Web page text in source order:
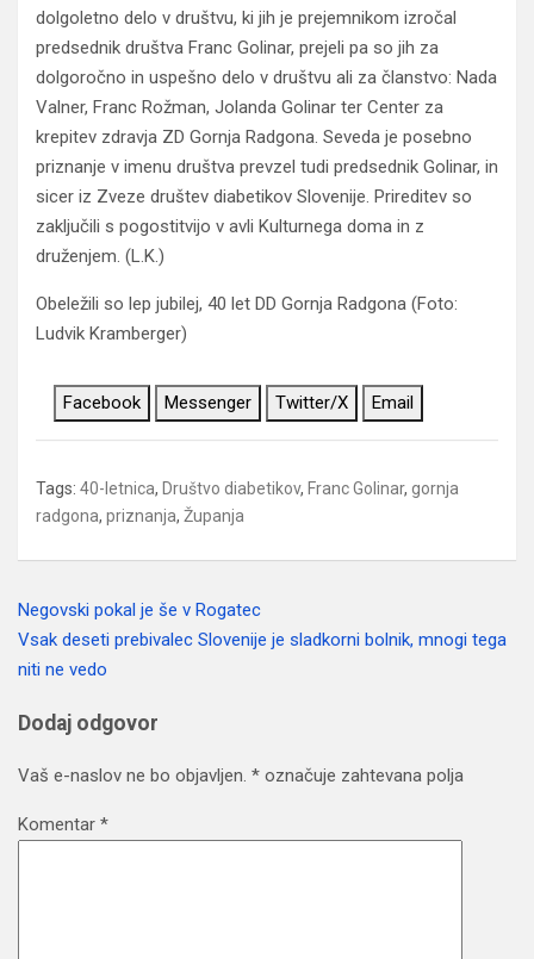
dolgoletno delo v društvu, ki jih je prejemnikom izročal
predsednik društva Franc Golinar, prejeli pa so jih za
dolgoročno in uspešno delo v društvu ali za članstvo: Nada
Valner, Franc Rožman, Jolanda Golinar ter Center za
krepitev zdravja ZD Gornja Radgona. Seveda je posebno
priznanje v imenu društva prevzel tudi predsednik Golinar, in
sicer iz Zveze društev diabetikov Slovenije. Prireditev so
zaključili s pogostitvijo v avli Kulturnega doma in z
druženjem. (L.K.)
Obeležili so lep jubilej, 40 let DD Gornja Radgona (Foto:
Ludvik Kramberger)
Facebook Messenger Twitter/X Email
Tags: 40-letnica, Društvo diabetikov, Franc Golinar, gornja
radgona, priznanja, Županja
Navigacija
prispevka
Negovski pokal je še v Rogatec
Vsak deseti prebivalec Slovenije je sladkorni bolnik, mnogi tega
niti ne vedo
Dodaj odgovor
Vaš e-naslov ne bo objavljen. * označuje zahtevana polja
Komentar *